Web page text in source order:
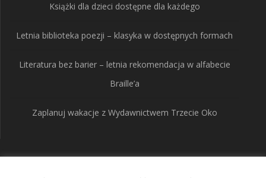
Książki dla dzieci dostępne dla każdego
Letnia biblioteka poezji – klasyka w dostępnych formach
Literatura bez barier – letnia rekomendacja w alfabecie
Braille’a
Zaplanuj wakacje z Wydawnictwem Trzecie Oko